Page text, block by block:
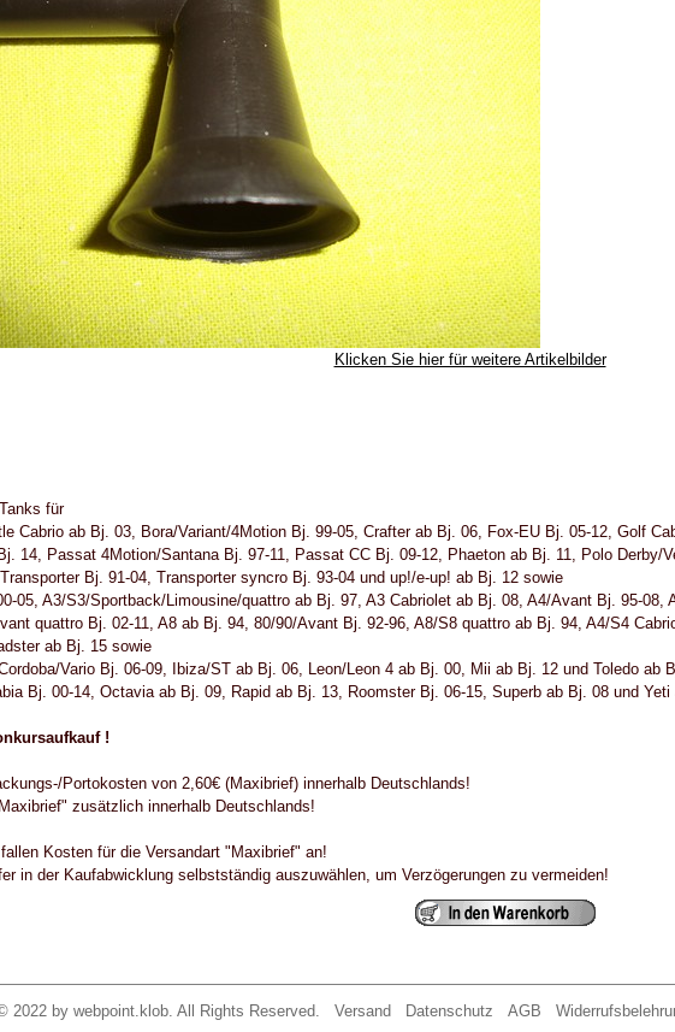
Klicken Sie hier für weitere Artikelbilder
für
Cabrio ab Bj. 03, Bora/Variant/4Motion Bj. 99-05, Crafter ab Bj. 06, Fox-EU Bj. 05-12, Golf
14, Passat 4Motion/Santana Bj. 97-11, Passat CC Bj. 09-12, Phaeton ab Bj. 11, Polo Derby/
Bj. 91-04, Transporter syncro Bj. 93-04 und up!/e-up! ab Bj. 12 sowie
05, A3/S3/Sportback/Limousine/quattro ab Bj. 97, A3 Cabriolet ab Bj. 08, A4/Avant Bj. 95-
quattro Bj. 02-11, A8 ab Bj. 94, 80/90/Avant Bj. 92-96, A8/S8 quattro ab Bj. 94, A4/S4
ab Bj. 15 sowie
Vario Bj. 06-09, Ibiza/ST ab Bj. 06, Leon/Leon 4 ab Bj. 00, Mii ab Bj. 12 und Toledo ab
Bj. 00-14, Octavia ab Bj. 09, Rapid ab Bj. 13, Roomster Bj. 06-15, Superb ab Bj. 08 und Yeti
!
Portokosten von 2,60€ (Maxibrief) innerhalb Deutschlands!
zusätzlich innerhalb Deutschlands!
Kosten für die Versandart "Maxibrief" an!
in der Kaufabwicklung selbstständig auszuwählen, um Verzögerungen zu vermeiden!
2022 by webpoint.klob. All Rights Reserved. Versand Datenschutz AGB